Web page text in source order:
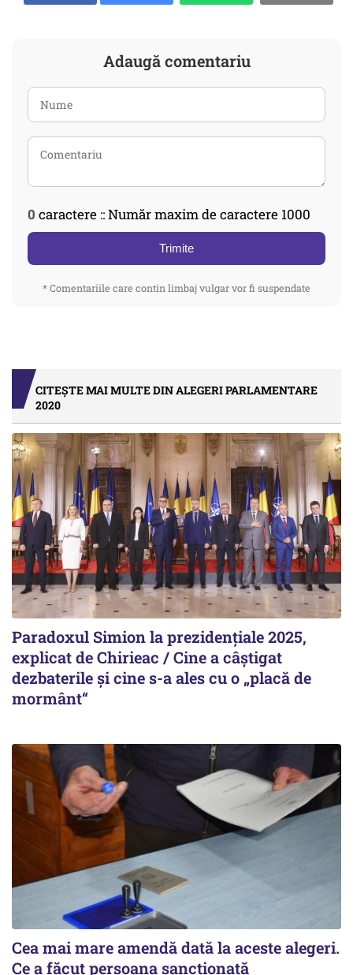
Adaugă comentariu
0 caractere :: Număr maxim de caractere 1000
Trimite
* Comentariile care contin limbaj vulgar vor fi suspendate
CITEȘTE MAI MULTE DIN ALEGERI PARLAMENTARE
2020
Paradoxul Simion la prezidențiale 2025,
explicat de Chirieac / Cine a câștigat
dezbaterile și cine s-a ales cu o „placă de
mormânt“
Cea mai mare amendă dată la aceste alegeri.
Ce a făcut persoana sancționată